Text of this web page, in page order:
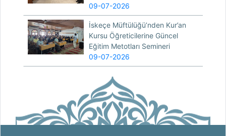
09-07-2026
İskeçe Müftülüğü’nden Kur’an
Kursu Öğreticilerine Güncel
Eğitim Metotları Semineri
09-07-2026